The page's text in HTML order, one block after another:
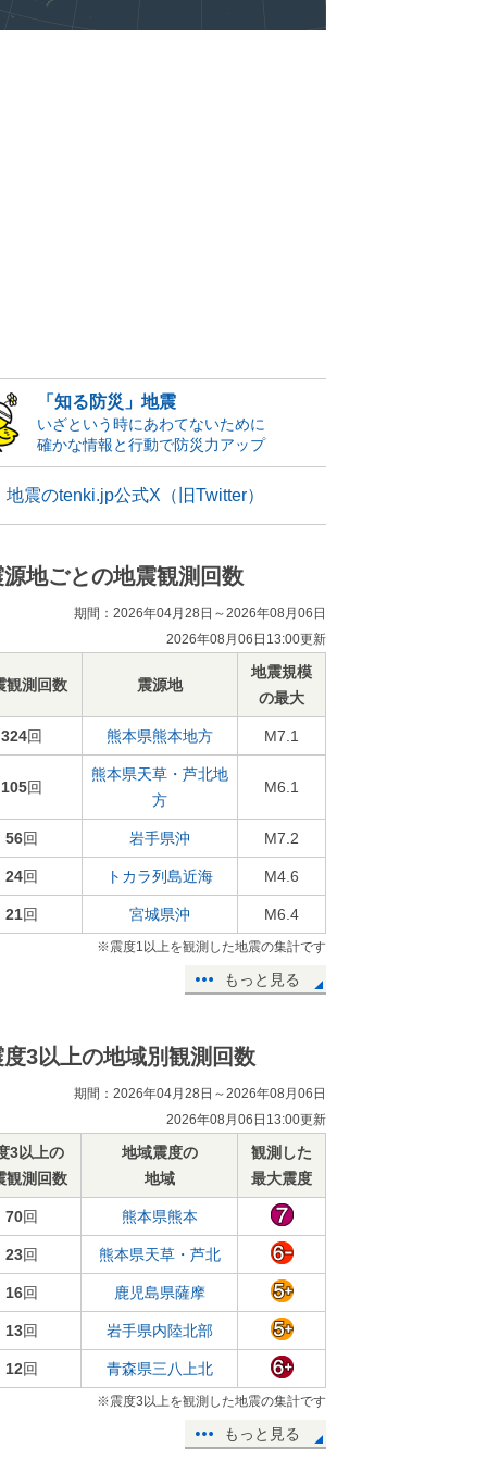
「知る防災」地震
いざという時にあわてないために
確かな情報と行動で防災力アップ
地震のtenki.jp公式X（旧Twitter）
源地ごとの地震観測回数
期間：2026年04月28日～2026年08月06日
2026年08月06日13:00更新
観測回数 震源地
地震規模
の最大
324回 熊本県熊本地方 M7.1
105回
熊本県天草・芦北地
方
M6.1
56回 岩手県沖 M7.2
24回 トカラ列島近海 M4.6
21回 宮城県沖 M6.4
※震度1以上を観測した地震の集計です
もっと見る
度3以上の地域別観測回数
期間：2026年04月28日～2026年08月06日
2026年08月06日13:00更新
3以上の
観測回数
地域震度の
地域
観測した
最大震度
70回 熊本県熊本
23回 熊本県天草・芦北
16回 鹿児島県薩摩
13回 岩手県内陸北部
12回 青森県三八上北
※震度3以上を観測した地震の集計です
もっと見る